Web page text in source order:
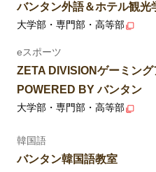
バンタン外語＆ホテル観光
大学部・専門部・高等部
eスポーツ
ZETA DIVISIONゲーミン
POWERED BY バンタン
大学部・専門部・高等部
韓国語
バンタン韓国語教室